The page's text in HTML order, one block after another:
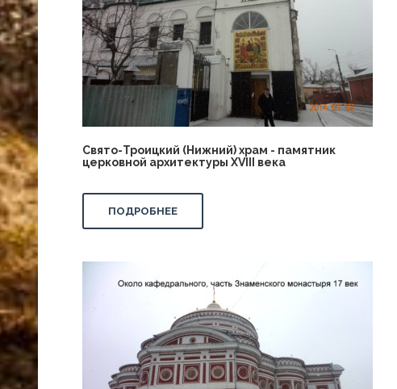
Свято-Троицкий (Нижний) храм - памятник
церковной архитектуры XVIII века
ПОДРОБНЕЕ